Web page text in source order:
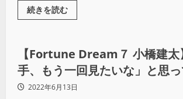
続きを読む
プロレス
【Fortune Dream７ 小橋建太
手、もう一回見たいな」と思
のが「Fortune Dream」の良さ
2022年6月13日